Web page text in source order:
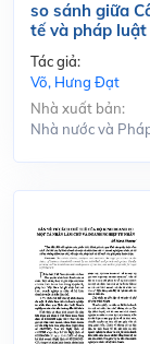
so sánh giữa
tế và pháp
Tác giả:
Võ, Hưng Đạt
Nhà xuất bản:
Nhà nước và